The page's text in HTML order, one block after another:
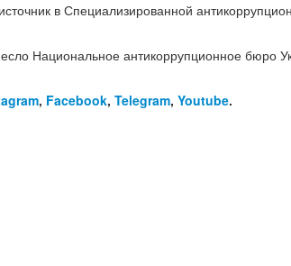
в Специализированной
Национальное антикоррупционное бюро
, Facebook, Telegram, Youtube.